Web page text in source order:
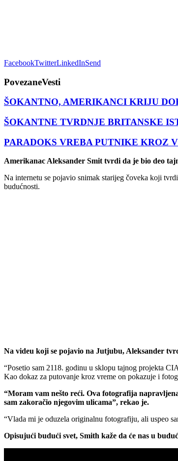
FacebookTwitterLinkedInSend
PovezaneVesti
ŠOKANTNO, AMERIKANCI KRIJU
ŠOKANTNE TVRDNJE BRITANSKE
PARADOKS VREBA PUTNIKE KROZ
Amerikanac Aleksander Smit tvrdi da je bio deo
Na internetu se pojavio snimak starijeg čoveka koji
budućnosti.
Na videu koji se pojavio na Jutjubu, Aleksander
“Posetio sam 2118. godinu u sklopu tajnog projekta
Kao dokaz za putovanje kroz vreme on pokazuje i
“Moram vam nešto reći. Ova fotografija
sam zakoračio njegovim ulicama”, rekao je.
“Vlada mi je oduzela originalnu fotografiju, ali uspeo
Opisujući budući svet, Smith kaže da će nas u